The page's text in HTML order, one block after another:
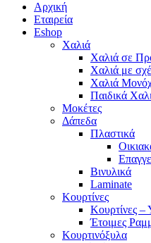
Αρχική
Εταιρεία
Eshop
Χαλιά
Χαλιά σε
Χαλιά με
Χαλιά
Παιδικά
Μοκέτες
Δάπεδα
Πλαστικά
Βινυλικά
Laminate
Κουρτίνες
Κουρτίνες –
Έτοιμες
Κουρτινόξυλα